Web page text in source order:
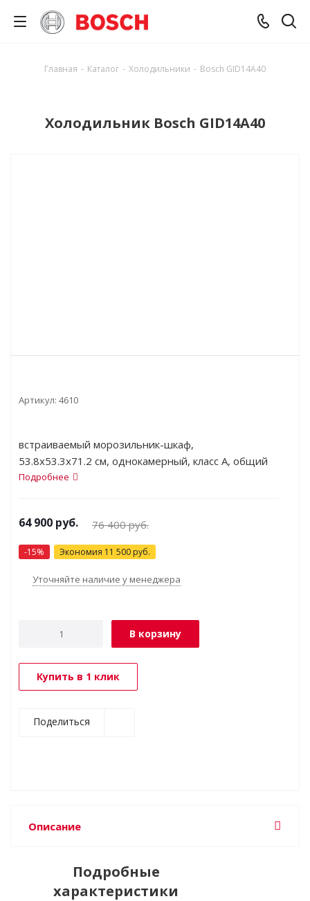
Главная - Каталог - Холодильники - Bosch GID14A40
Холодильник Bosch GID14A40
Артикул: 4610
встраиваемый морозильник-шкаф,
53.8x53.3x71.2 см, однокамерный, класс A, общий
объем 67 л
Подробнее
64 900 руб. 76 400руб.
-15% Экономия 11 500 руб.
Уточняйте наличие у менеджера
В корзину
Купить в 1 клик
Поделиться
Описание
Подробные
характеристики